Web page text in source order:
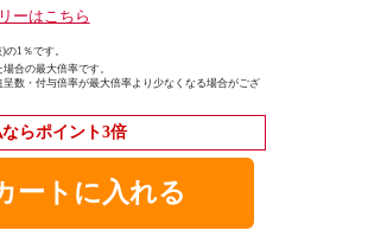
ーはこちら
1％です。
合の最大倍率です。
数・付与倍率が最大倍率より少なくなる場合がござ
らポイント3倍
ートに入れる